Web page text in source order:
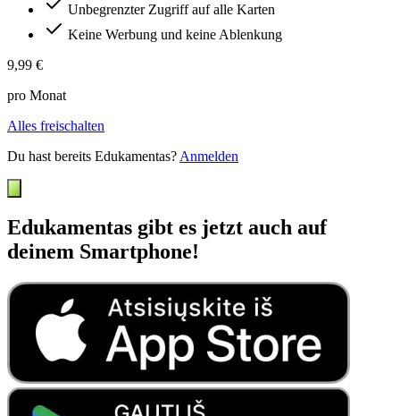
Unbegrenzter Zugriff auf alle Karten
Keine Werbung und keine Ablenkung
9,99 €
pro Monat
Alles freischalten
Du hast bereits Edukamentas? Anmelden
Edukamentas gibt es jetzt auch auf
deinem Smartphone!